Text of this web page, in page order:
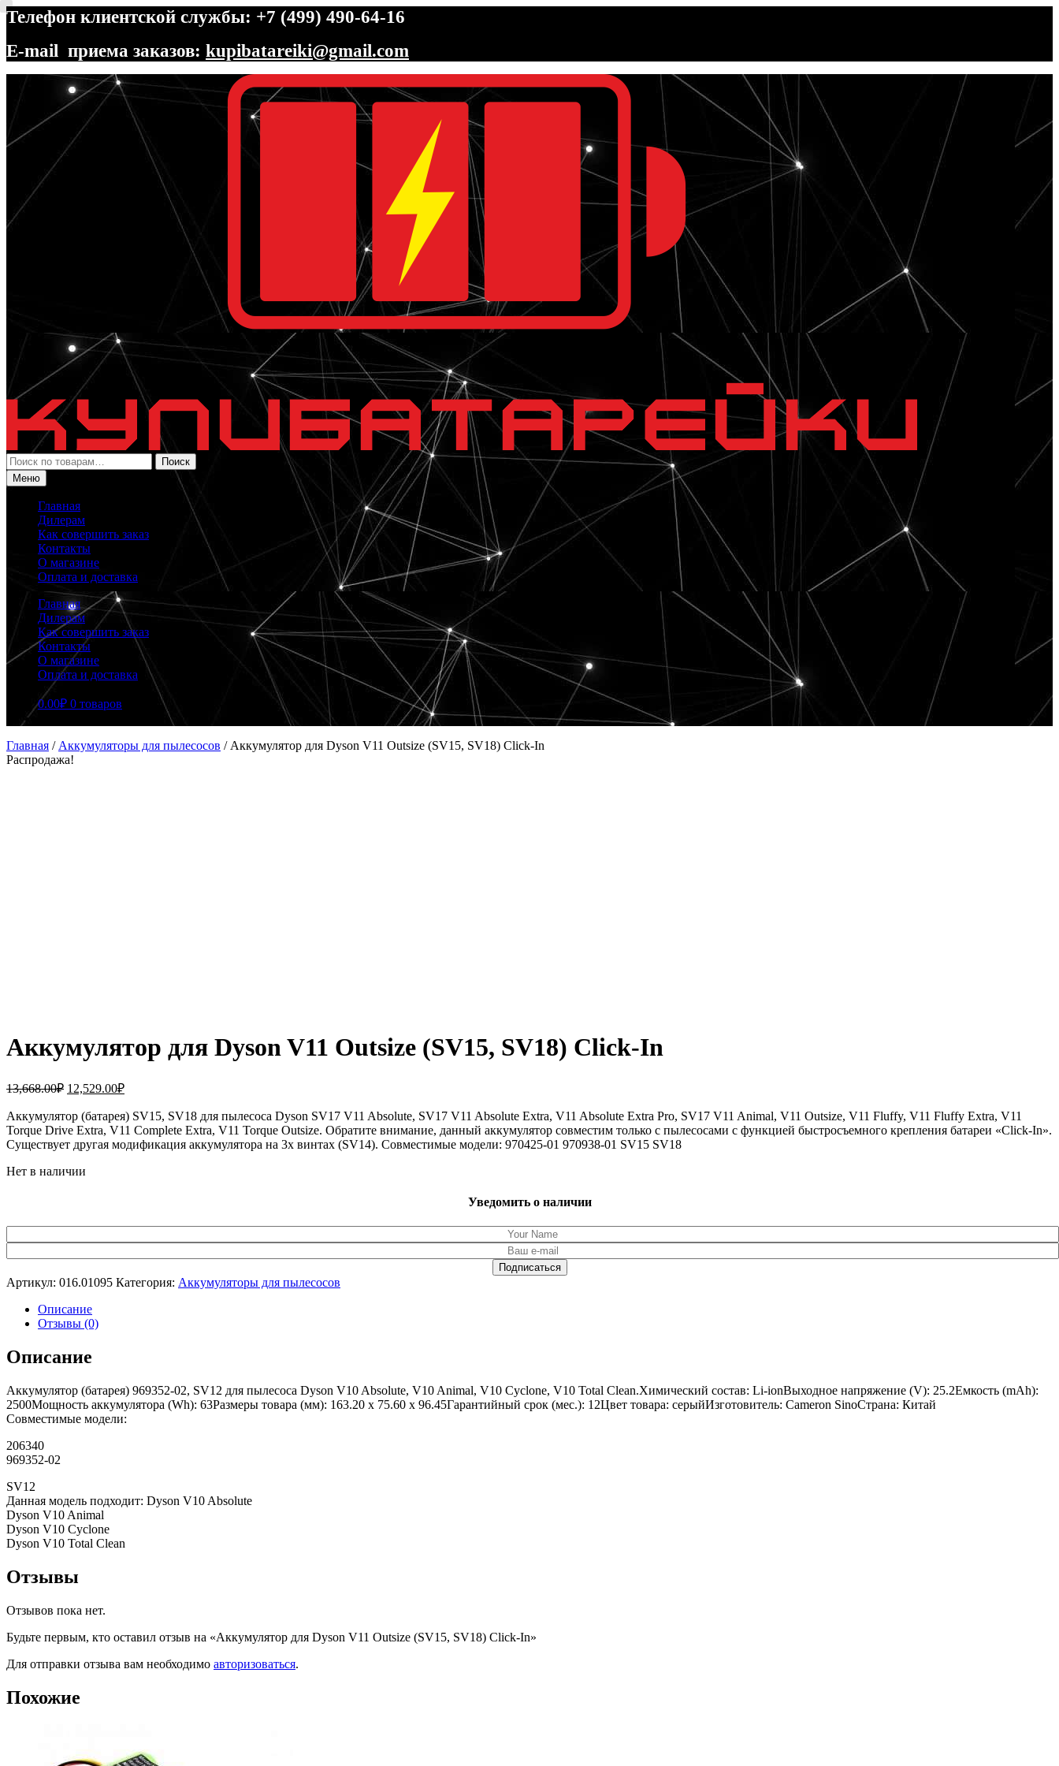
Телефон клиентской службы: +7 (499) 490-64-16
E-mail приема заказов: kupibatareiki@gmail.com
Перейти
навигации
Перейти
содержимому
Искать:
Поиск
Меню
Главная
Дилерам
Как совершить заказ
Контакты
О магазине
Оплата и доставка
Главная
Дилерам
Как совершить заказ
Контакты
О магазине
Оплата и доставка
0.00₽ 0 товаров
Главная / Аккумуляторы для пылесосов / Аккумулятор для Dyson V11 Outsize (SV15, SV18) Click-In
Распродажа!
Аккумулятор для Dyson V11 Outsize (SV15, SV18) Click-In
13,668.00₽ Первоначальная
составляла
13,668.00₽.
12,529.00₽Текущая
12,529.00₽.
Аккумулятор (батарея) SV15, SV18 для пылесоса Dyson SV17 V11 Absolute, SV17 V11 Absolute Extra, V11 Absolute Extra Pro, SV17 V11 Animal, V11 Outsize, V11 Fluffy, V11 Fluffy Extra, V11
Torque Drive Extra, V11 Complete Extra, V11 Torque Outsize. Обратите внимание, данный аккумулятор совместим только с пылесосами с функцией быстросъемного крепления батареи «Click-In».
Существует другая модификация аккумулятора на 3х винтах (SV14). Совместимые модели: 970425-01 970938-01 SV15 SV18
Нет в наличии
Уведомить о наличии
Артикул: 016.01095 Категория: Аккумуляторы для пылесосов
Описание
Отзывы (0)
Описание
Аккумулятор (батарея) 969352-02, SV12 для пылесоса Dyson V10 Absolute, V10 Animal, V10 Cyclone, V10 Total Clean.Химический состав: Li-ionВыходное напряжение (V): 25.2Емкость (mAh):
2500Мощность аккумулятора (Wh): 63Размеры товара (мм): 163.20 x 75.60 x 96.45Гарантийный срок (мес.): 12Цвет товара: серыйИзготовитель: Cameron SinoСтрана: Китай
Совместимые модели:
206340
969352-02
SV12
Данная модель подходит: Dyson V10 Absolute
Dyson V10 Animal
Dyson V10 Cyclone
Dyson V10 Total Clean
Отзывы
Отзывов пока нет.
Будьте первым, кто оставил отзыв на «Аккумулятор для Dyson V11 Outsize (SV15, SV18) Click-In»
Для отправки отзыва вам необходимо авторизоваться.
Похожие